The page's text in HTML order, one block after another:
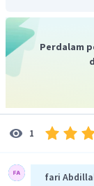
Perdalam
1
fari